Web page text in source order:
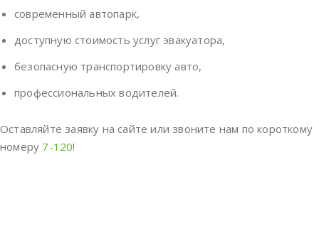
современный автопарк,
доступную стоимость услуг эвакуатора,
безопасную транспортировку авто,
профессиональных водителей.
Оставляйте заявку на сайте или звоните нам по короткому
номеру 7-120!